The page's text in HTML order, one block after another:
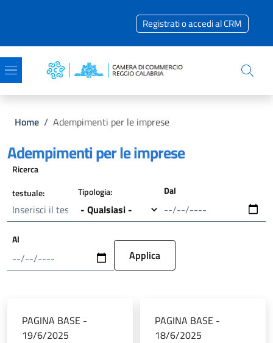
Registrati o accedi al CRM
Briciole di pane
Home / Adempimenti per le imprese
Adempimenti per le imprese
Ricerca
testuale:
Tipologia:
Dal
Data
Al
Data
PAGINA BASE -
19/6/2025
PAGINA BASE -
18/6/2025